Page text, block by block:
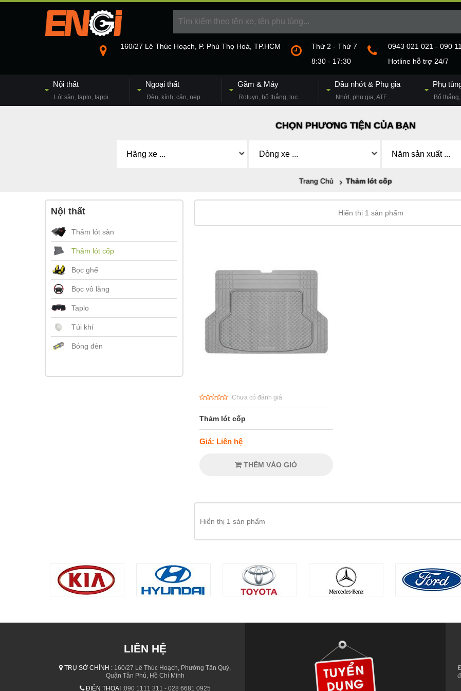
160/27 Lê Thúc Hoạch, P. Phú Thọ Hoà, TP.HCM
Thứ 2 - Thứ 7
8:30 - 17:30
0943 021 021 - 090
Hotline hỗ trợ 24/7
Nội thất
Lót sàn, taplo, tappi...
Ngoại thất
Đèn, kính, cản, nẹp...
Gầm & Máy
Rotuyn, bố thắng, lọc...
Dầu nhớt & Phụ gia
Nhớt, phụ gia, ATF...
Phụ
Bố
CHỌN PHƯƠNG TIỆN CỦA BẠN
Trang Chủ Thảm lót cốp
Hiển thị 1 sản phẩm
Chưa có đánh giá
Thảm lót cốp
Giá: Liên hệ
THÊM VÀO GIỎ
Hiển thị 1 sản phẩm
Nội thất
Thảm lót sàn
Thảm lót cốp
Bọc ghế
Bọc vô lăng
Taplo
Túi khí
Bóng đèn
LIÊN HỆ
TRỤ SỞ CHÍNH : 160/27 Lê Thúc Hoạch, Phường Tân Quý,
Quận Tân Phú, Hồ Chí Minh
ĐIỆN THOẠI :090 1111 311 - 028 6681 0925